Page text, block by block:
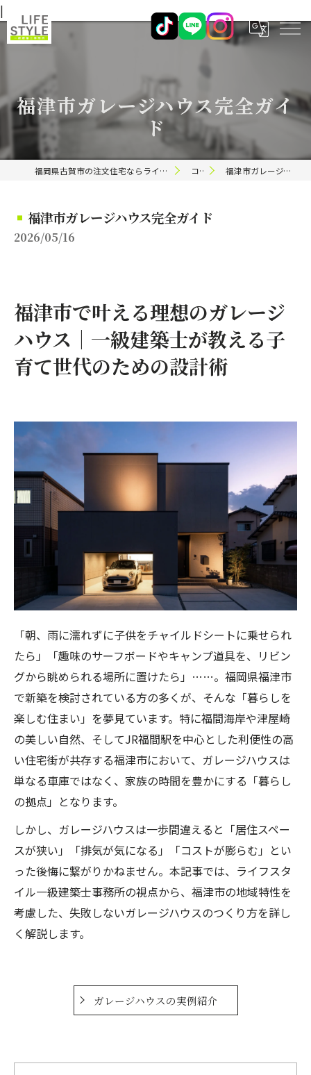
|
福津市ガレージハウス完全ガイ
ド
福岡県古賀市の注文住宅ならライフスタイル 一級建築士事務所 コラム 福津市ガレージハウス完全ガイド
福津市ガレージハウス完全ガイド
2026/05/16
福津市で叶える理想のガレージ
ハウス｜一級建築士が教える子
育て世代のための設計術
「朝、雨に濡れずに子供をチャイルドシートに乗せられ
たら」「趣味のサーフボードやキャンプ道具を、リビン
グから眺められる場所に置けたら」……。福岡県福津市
で新築を検討されている方の多くが、そんな「暮らしを
楽しむ住まい」を夢見ています。特に福間海岸や津屋崎
の美しい自然、そしてJR福間駅を中心とした利便性の高
い住宅街が共存する福津市において、ガレージハウスは
単なる車庫ではなく、家族の時間を豊かにする「暮らし
の拠点」となります。
しかし、ガレージハウスは一歩間違えると「居住スペー
スが狭い」「排気が気になる」「コストが膨らむ」とい
った後悔に繋がりかねません。本記事では、ライフスタ
イル一級建築士事務所の視点から、福津市の地域特性を
考慮した、失敗しないガレージハウスのつくり方を詳し
く解説します。
ガレージハウスの実例紹介